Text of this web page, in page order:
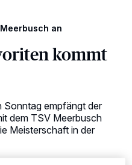
an
kommt
Sonntag empfängt der
dem TSV Meerbusch
Meisterschaft in der
und greifen auf
oder eindeutige
und unsere Partner
bereitzustellen“ aufgeführten
relevant für Sie. Sie können
um Ihre Einstellungen zu
indem Sie auf den Link
Rand der Webseite klicken.
Website. Weitere